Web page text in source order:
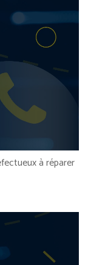
à réparer